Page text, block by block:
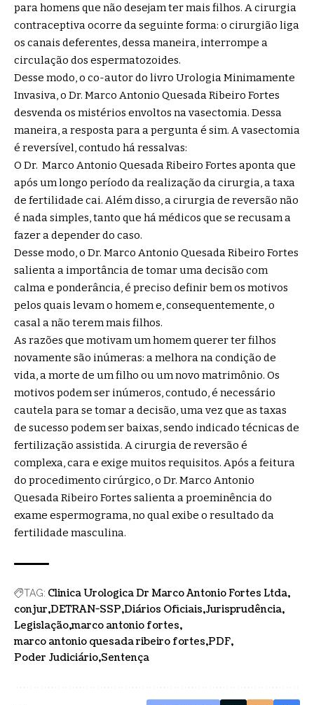
para homens que não desejam ter mais filhos. A cirurgia
contraceptiva ocorre da seguinte forma: o cirurgião liga
os canais deferentes, dessa maneira, interrompe a
circulação dos espermatozoides.
Desse modo, o co-autor do livro Urologia Minimamente
Invasiva, o Dr. Marco Antonio Quesada Ribeiro Fortes
desvenda os mistérios envoltos na vasectomia. Dessa
maneira, a resposta para a pergunta é sim. A vasectomia
é reversível, contudo há ressalvas:
O Dr. Marco Antonio Quesada Ribeiro Fortes aponta que
após um longo período da realização da cirurgia, a taxa
de fertilidade cai. Além disso, a cirurgia de reversão não
é nada simples, tanto que há médicos que se recusam a
fazer a depender do caso.
Desse modo, o Dr. Marco Antonio Quesada Ribeiro Fortes
salienta a importância de tomar uma decisão com
calma e ponderância, é preciso definir bem os motivos
pelos quais levam o homem e, consequentemente, o
casal a não terem mais filhos.
As razões que motivam um homem querer ter filhos
novamente são inúmeras: a melhora na condição de
vida, a morte de um filho ou um novo matrimônio. Os
motivos podem ser inúmeros, contudo, é necessário
cautela para se tomar a decisão, uma vez que as taxas
de sucesso podem ser baixas, sendo indicado técnicas de
fertilização assistida. A cirurgia de reversão é
complexa, cara e exige muitos requisitos. Após a feitura
do procedimento cirúrgico, o Dr. Marco Antonio
Quesada Ribeiro Fortes salienta a proeminência do
exame espermograma, no qual exibe o resultado da
fertilidade masculina.
TAG: Clinica Urologica Dr Marco Antonio Fortes Ltda
conjur DETRAN-SSP Diários Oficiais Jurisprudência
Legislação marco antonio fortes
marco antonio quesada ribeiro fortes PDF
Poder Judiciário Sentença